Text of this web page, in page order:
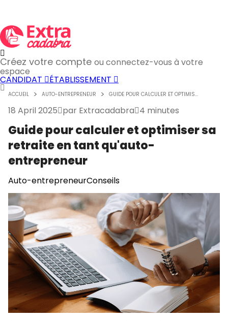
Créez votre compte ou connectez-vous à votre
espace
CANDIDAT ÉTABLISSEMENT
ACCUEIL AUTO-ENTREPRENEUR GUIDE POUR CALCULER ET OPTIMIS...
18 April 2025 par Extracadabra 4 minutes
Guide pour calculer et optimiser sa
retraite en tant qu'auto-
entrepreneur
Auto-entrepreneurConseils